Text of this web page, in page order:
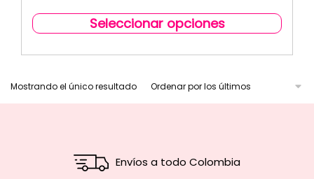
Seleccionar opciones
Mostrando el único resultado
Envíos a todo Colombia